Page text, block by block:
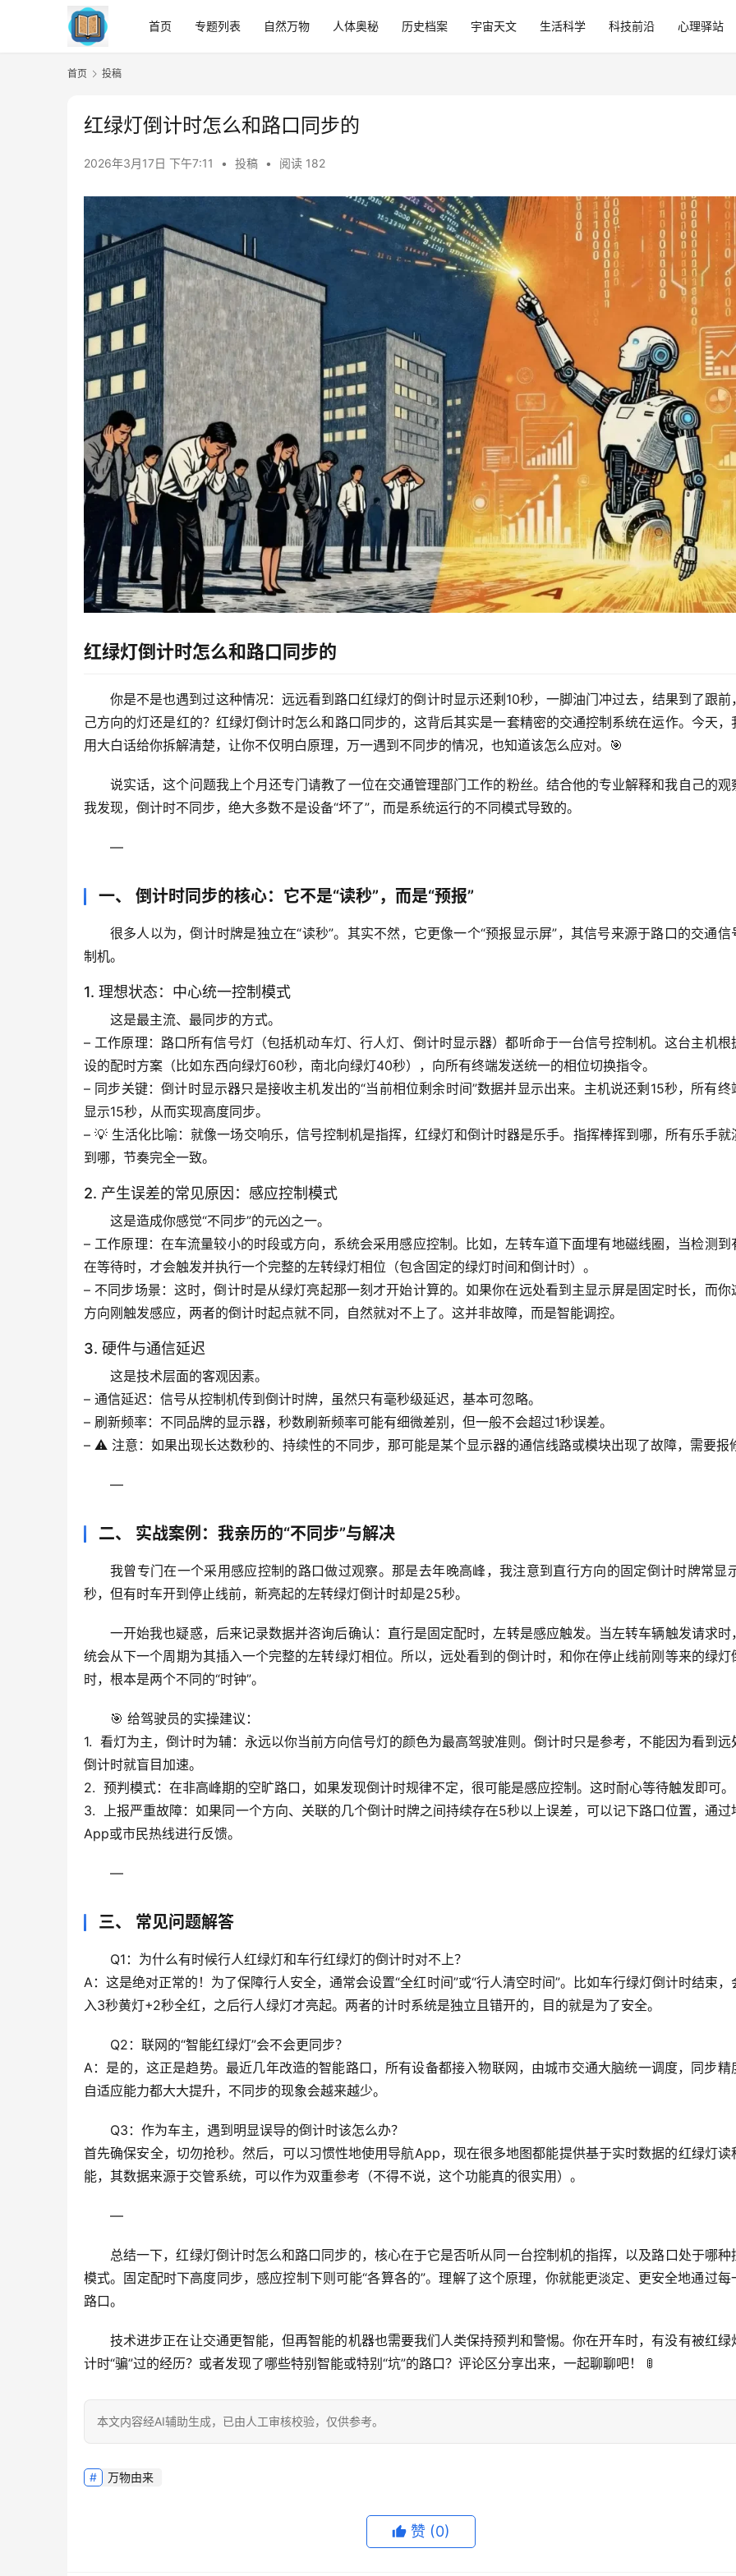
首页 专题列表 自然万物 人体奥秘 历史档案 宇宙天文 生活科学 科技前沿 心理驿站
首页 投稿
红绿灯倒计时怎么和路口同步的
2026年3月17日 下午7:11 • 投稿 • 阅读 182
红绿灯倒计时怎么和路口同步的
你是不是也遇到过这种情况：远远看到路口红绿灯的倒计时显示还剩10秒，一脚油门冲过去，结果到了跟前
己方向的灯还是红的？ 红绿灯倒计时怎么和路口同步的，这背后其实是一套精密的交通控制系统在运作。今天，
用大白话给你拆解清楚，让你不仅明白原理，万一遇到不同步的情况，也知道该怎么应对。🎯
说实话，这个问题我上个月还专门请教了一位在交通管理部门工作的粉丝。结合他的专业解释和我自己的观
我发现， 倒计时不同步，绝大多数不是设备“坏了”，而是系统运行的不同模式导致的。
—
一、 倒计时同步的核心：它不是“读秒”，而是“预报”
很多人以为，倒计时牌是独立在“读秒”。其实不然，它更像一个“预报显示屏”，其信号来源于路口的交通信
制机。
1. 理想状态：中心统一控制模式
这是最主流、最同步的方式。
– 工作原理 ：路口所有信号灯（包括机动车灯、行人灯、倒计时显示器）都听命于一台信号控制机。这台主机根
设的配时方案（比如东西向绿灯60秒，南北向绿灯40秒），向所有终端发送统一的相位切换指令。
– 同步关键：倒计时显示器只是接收主机发出的“当前相位剩余时间”数据并显示出来。 主机说还剩15秒，所有终
显示15秒，从而实现高度同步。
– 💡 生活化比喻：就像一场交响乐，信号控制机是指挥，红绿灯和倒计时器是乐手。指挥棒挥到哪，所有乐手就
到哪，节奏完全一致。
2. 产生误差的常见原因：感应控制模式
这是造成你感觉“不同步”的元凶之一。
– 工作原理 ：在车流量较小的时段或方向，系统会采用感应控制 。比如，左转车道下面埋有地磁线圈，当检测到
在等待时，才会触发并执行一个完整的左转绿灯相位（包含固定的绿灯时间和倒计时）。
– 不同步场景 ：这时，倒计时是从绿灯亮起那一刻才开始计算的。如果你在远处看到主显示屏是固定时长，而你
方向刚触发感应，两者的倒计时起点就不同，自然就对不上了。这并非故障，而是智能调控。
3. 硬件与通信延迟
这是技术层面的客观因素。
– 通信延迟：信号从控制机传到倒计时牌，虽然只有毫秒级延迟，基本可忽略。
– 刷新频率：不同品牌的显示器，秒数刷新频率可能有细微差别，但一般不会超过1秒误差。
– ⚠️ 注意 ：如果出现长达数秒的、持续性的不同步，那可能是某个显示器的通信线路或模块出现了故障，需要报
—
二、 实战案例：我亲历的“不同步”与解决
我曾专门在一个采用感应控制的路口做过观察。那是去年晚高峰，我注意到 直行方向的固定倒计时牌常显
秒，但有时车开到停止线前，新亮起的左转绿灯倒计时却是25秒。
一开始我也疑惑，后来记录数据并咨询后确认： 直行是固定配时，左转是感应触发。当左转车辆触发请求时
统会从下一个周期为其插入一个完整的左转绿灯相位。所以，远处看到的倒计时，和你在停止线前刚等来的绿灯
时，根本是两个不同的“时钟”。
🎯 给驾驶员的实操建议 ：
1. 看灯为主，倒计时为辅：永远以你当前方向信号灯的颜色为最高驾驶准则。倒计时只是参考，不能因为看到远
倒计时就盲目加速。
2. 预判模式：在非高峰期的空旷路口，如果发现倒计时规律不定，很可能是感应控制。这时耐心等待触发即可。
3. 上报严重故障：如果同一个方向、关联的几个倒计时牌之间持续存在5秒以上误差，可以记下路口位置，通过
App或市民热线进行反馈。
—
三、 常见问题解答
Q1：为什么有时候行人红绿灯和车行红绿灯的倒计时对不上？
A：这是绝对正常的！为了保障行人安全，通常会设置“全红时间”或“行人清空时间”。比如车行绿灯倒计时结束，
入3秒黄灯+2秒全红，之后行人绿灯才亮起。两者的计时系统是独立且错开的，目的就是为了安全。
Q2：联网的“智能红绿灯”会不会更同步？
A：是的，这正是趋势。最近几年改造的智能路口，所有设备都接入物联网，由城市交通大脑统一调度，同步精
自适应能力都大大提升，不同步的现象会越来越少。
Q3：作为车主，遇到明显误导的倒计时该怎么办？
首先确保安全，切勿抢秒。然后，可以习惯性地使用导航App，现在很多地图都能提供基于实时数据的红绿灯读
能，其数据来源于交管系统，可以作为双重参考（不得不说，这个功能真的很实用）。
—
总结一下，红绿灯倒计时怎么和路口同步的，核心在于它是否听从同一台控制机的指挥，以及路口处于哪种
模式。固定配时下高度同步，感应控制下则可能“各算各的”。理解了这个原理，你就能更淡定、更安全地通过每
路口。
技术进步正在让交通更智能，但再智能的机器也需要我们人类保持预判和警惕。你在开车时，有没有被红绿
计时“骗”过的经历？或者发现了哪些特别智能或特别“坑”的路口？ 评论区分享出来，一起聊聊吧！ 🚦
本文内容经AI辅助生成，已由人工审核校验，仅供参考。
万物由来
赞 (0)